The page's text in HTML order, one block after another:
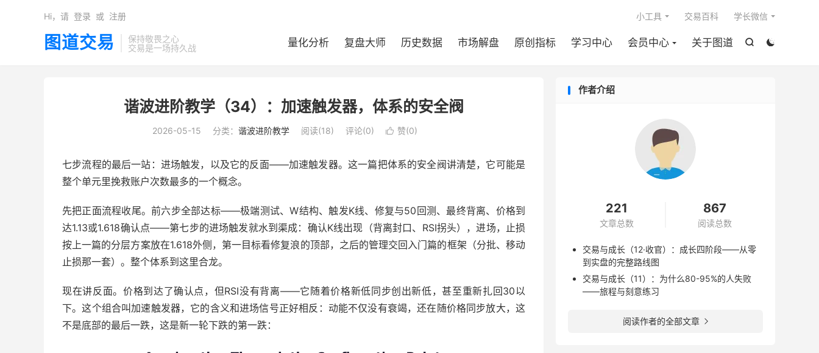
图道交易
保持敬畏之心
交易是一场持久战


量化分析 复盘大师 历史数据 市场解盘 原创指标 学习中心 会员中心 关于图道
小工具 交易百科 学长微信
Hi，请 登录 或 注册
谐波进阶教学（34）：加速触发器，体系的安全阀
2026-05-15 分类： 谐波进阶教学 阅读(18) 评论(0)  赞(0)
七步流程的最后一站：进场触发，以及它的反面——加速触发器。这一篇把体系的安全阀讲清楚，它可能是
整个单元里挽救账户次数最多的一个概念。
先把正面流程收尾。前六步全部达标——极端测试、W结构、触发K线、修复与50回测、最终背离、价格到
达1.13或1.618确认点——第七步的进场触发就水到渠成：确认K线出现（背离封口、RSI拐头），进场，止损
按上一篇的分层方案放在1.618外侧，第一目标看修复浪的顶部，之后的管理交回入门篇的框架（分批、移动
止损那一套）。整个体系到这里合龙。
现在讲反面。价格到达了确认点，但RSI没有背离——它随着价格新低同步创出新低，甚至重新扎回30以
下。这个组合叫加速触发器，它的含义和进场信号正好相反：动能不仅没有衰竭，还在随价格同步放大，这
不是底部的最后一跌，这是新一轮下跌的第一跌：
作者介绍
221
文章总数
867
阅读总数
交易与成长（12·收官）：成长四阶段——从零
到实盘的完整路线图
交易与成长（11）：为什么80-95%的人失败
——旅程与刻意练习
阅读作者的全部文章 